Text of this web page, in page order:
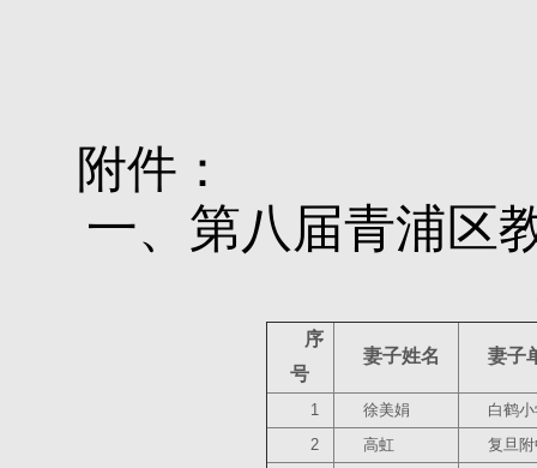
附件：
一、第八届青浦区
序
号
妻子姓名 妻子
1 徐美娟
白鹤
2
高虹
复旦